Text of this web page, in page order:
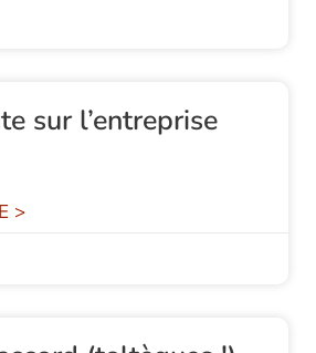
sur l’entreprise
>